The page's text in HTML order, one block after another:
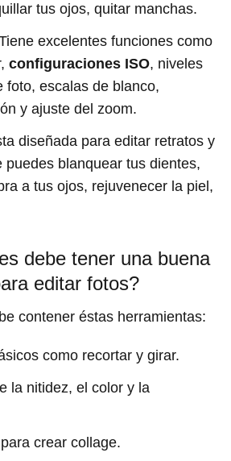
tus ojos, quitar manchas.
excelentes funciones como
configuraciones ISO, niveles
foto, escalas de blanco,
y ajuste del zoom.
diseñada para editar retratos y
puedes blanquear tus dientes,
a tus ojos, rejuvenecer la piel,
debe tener una buena
editar fotos?
contener éstas herramientas:
como recortar y girar.
la nitidez, el color y la
crear collage.